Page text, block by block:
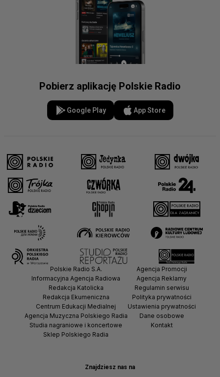
Pobierz aplikację Polskie Radio
Google Play App Store
Znajdziesz nas na
Polskie Radio S.A.
Informacyjna Agencja Radiowa
Redakcja Katolicka
Redakcja Ekumeniczna
Centrum Edukacji Medialnej
Agencja Muzyczna Polskiego Radia
Studia nagraniowe i koncertowe
Sklep Polskiego Radia
Agencja Promocji
Agencja Reklamy
Regulamin serwisu
Polityka prywatności
Ustawienia prywatności
Dane osobowe
Kontakt